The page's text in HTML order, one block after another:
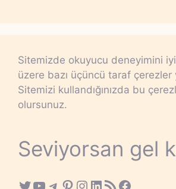
Sitemizde okuyucu deneyimini
üzere bazı üçüncü taraf çerezler
Sitemizi kullandığınızda bu
olursunuz.
Seviyorsan gel
Twitter
YouTube
Telegram
Pinterest
Instagram
LinkedIn
RSS FeedFacebook